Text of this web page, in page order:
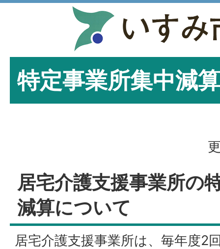
特定事業所集中減
居宅介護支援事業所の
減算について
居宅介護支援事業所は、毎年度2